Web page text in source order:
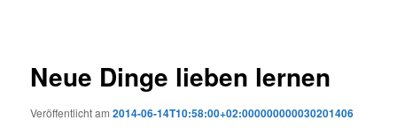
Neue Dinge lieben lernen
Veröffentlicht am2014-06-14T10:58:00+02:000000000030201406